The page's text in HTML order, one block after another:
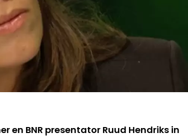
en BNR presentator Ruud Hendriks in